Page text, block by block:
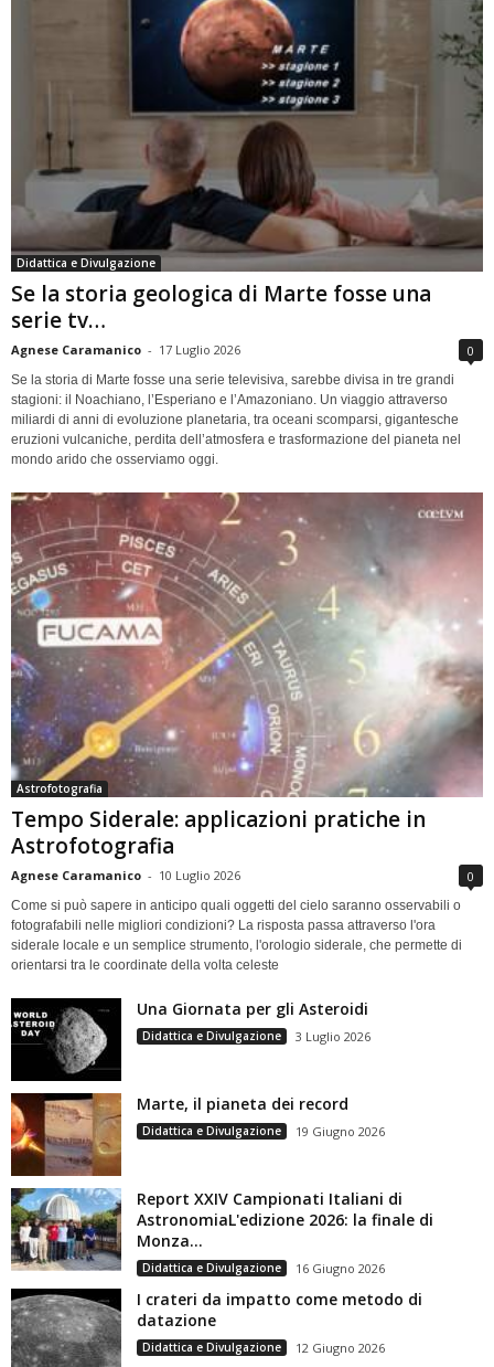
Didattica e Divulgazione
Se la storia geologica di Marte fosse una
serie tv…
Agnese Caramanico - 17 Luglio 2026 0
Se la storia di Marte fosse una serie televisiva, sarebbe divisa in tre grandi
stagioni: il Noachiano, l’Esperiano e l’Amazoniano. Un viaggio attraverso
miliardi di anni di evoluzione planetaria, tra oceani scomparsi, gigantesche
eruzioni vulcaniche, perdita dell’atmosfera e trasformazione del pianeta nel
mondo arido che osserviamo oggi.
Astrofotografia
Tempo Siderale: applicazioni pratiche in
Astrofotografia
Agnese Caramanico - 10 Luglio 2026 0
Come si può sapere in anticipo quali oggetti del cielo saranno osservabili o
fotografabili nelle migliori condizioni? La risposta passa attraverso l'ora
siderale locale e un semplice strumento, l'orologio siderale, che permette di
orientarsi tra le coordinate della volta celeste
Una Giornata per gli Asteroidi
Didattica e Divulgazione 3 Luglio 2026
Marte, il pianeta dei record
Didattica e Divulgazione 19 Giugno 2026
Report XXIV Campionati Italiani di
AstronomiaL'edizione 2026: la finale di
Monza...
Didattica e Divulgazione 16 Giugno 2026
I crateri da impatto come metodo di
datazione
Didattica e Divulgazione 12 Giugno 2026